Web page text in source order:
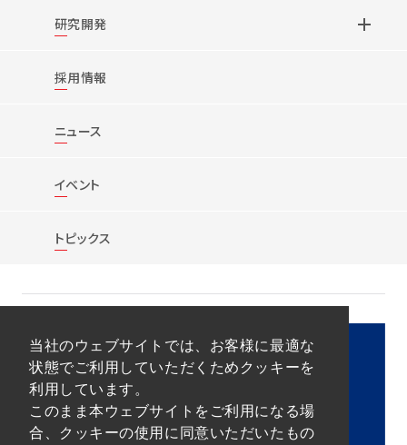
当社のウェブサイトでは、お客様に最適な
状態でご利用していただくためクッキーを
利用しています。
このまま本ウェブサイトをご利用になる場
合、クッキーの使用に同意いただいたもの
研究開発
採用情報
ニュース
イベント
トピックス